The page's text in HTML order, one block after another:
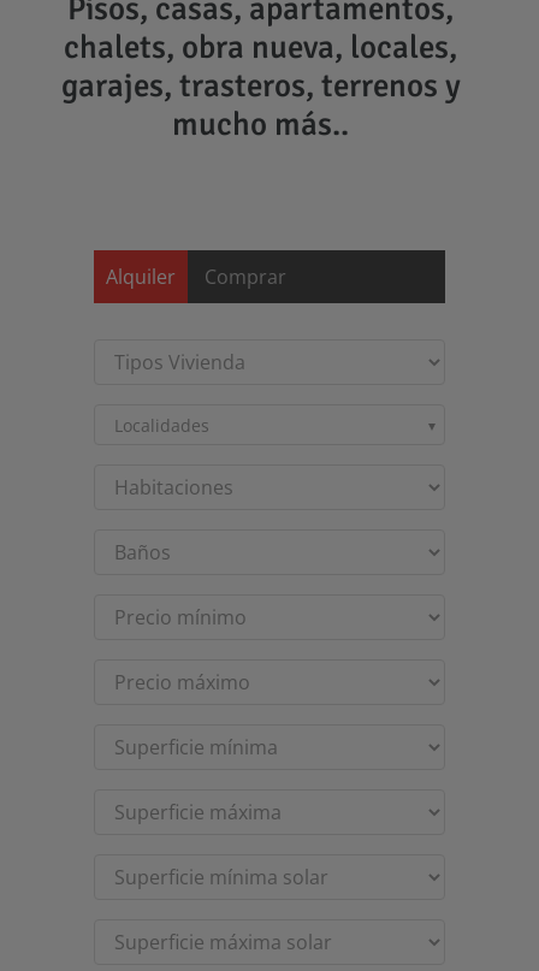
Pisos, casas, apartamentos,
chalets, obra nueva, locales,
garajes, trasteros, terrenos y
mucho más..
Alquiler
Comprar
Localidades